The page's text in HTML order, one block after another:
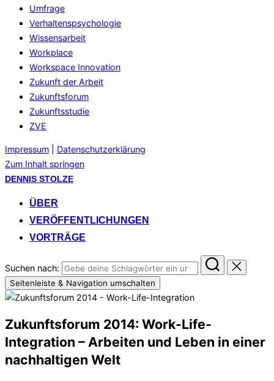
Umfrage
Verhaltenspsychologie
Wissensarbeit
Workplace
Workspace Innovation
Zukunft der Arbeit
Zukunftsforum
Zukunftsstudie
ZVE
Impressum
Datenschutzerklärung
Zum Inhalt springen
DENNIS STOLZE
ÜBER
VERÖFFENTLICHUNGEN
VORTRÄGE
Suchen nach:
Seitenleiste & Navigation umschalten
Zukunftsforum 2014: Work-Life-
Integration – Arbeiten und Leben in einer
nachhaltigen Welt